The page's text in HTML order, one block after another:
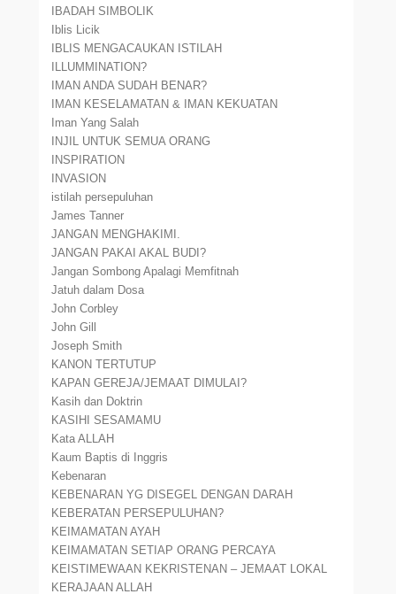
IBADAH SIMBOLIK
Iblis Licik
IBLIS MENGACAUKAN ISTILAH
ILLUMMINATION?
IMAN ANDA SUDAH BENAR?
IMAN KESELAMATAN & IMAN KEKUATAN
Iman Yang Salah
INJIL UNTUK SEMUA ORANG
INSPIRATION
INVASION
istilah persepuluhan
James Tanner
JANGAN MENGHAKIMI.
JANGAN PAKAI AKAL BUDI?
Jangan Sombong Apalagi Memfitnah
Jatuh dalam Dosa
John Corbley
John Gill
Joseph Smith
KANON TERTUTUP
KAPAN GEREJA/JEMAAT DIMULAI?
Kasih dan Doktrin
KASIHI SESAMAMU
Kata ALLAH
Kaum Baptis di Inggris
Kebenaran
KEBENARAN YG DISEGEL DENGAN DARAH
KEBERATAN PERSEPULUHAN?
KEIMAMATAN AYAH
KEIMAMATAN SETIAP ORANG PERCAYA
KEISTIMEWAAN KEKRISTENAN – JEMAAT LOKAL
KERAJAAN ALLAH